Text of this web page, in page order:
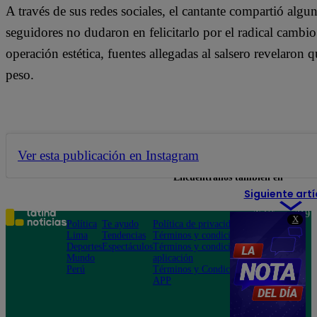
X
A través de sus redes sociales, el cantante compartió
seguidores no dudaron en felicitarlo por el radical
operación estética, fuentes allegadas al salsero
peso.
Ver esta publicación en Instagram
Siguiente
Encuéntranos también en
Política
Lima
Deportes
Mundo
Perú
Te ayudo
Tendencias
Espectáculos
Política de privacidad
Términos y condiciones
Términos y condiciones
aplicación
Términos y Condiciones
APP
Teléfono: 219
Av. San
Felipe 968
Jesús María